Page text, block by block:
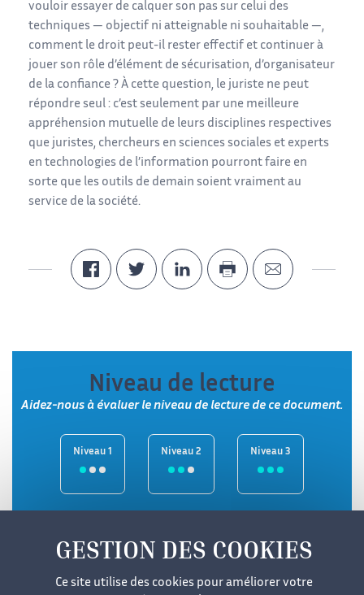
vouloir essayer de calquer son pas sur celui des
techniques — objectif ni atteignable ni souhaitable —,
comment le droit peut-il rester effectif et continuer à
jouer son rôle d’élément de sécurisation, d’organisateur
de la confiance ? À cette question, le juriste ne peut
répondre seul : c’est seulement par une meilleure
appréhension mutuelle de leurs disciplines respectives
que juristes, chercheurs en sciences sociales et experts
en technologies de l’information pourront faire en
sorte que les outils de demain soient vraiment au
service de la société.
Niveau de lecture
Aidez-nous à évaluer le niveau de lecture de ce document.
Niveau 1 Niveau 2 Niveau 3
Ce site utilise des cookies pour améliorer votre